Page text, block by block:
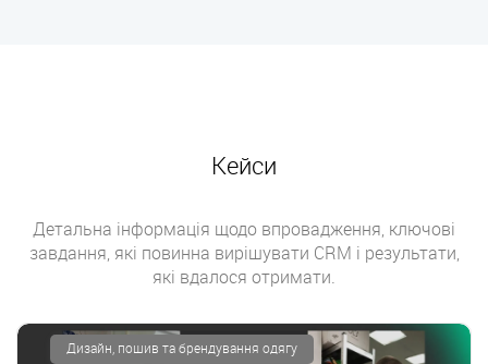
Кейси
Детальна інформація щодо впровадження, ключові
завдання, які повинна вирішувати CRM і результати,
які вдалося отримати.
Дизайн, пошив та брендування одягу